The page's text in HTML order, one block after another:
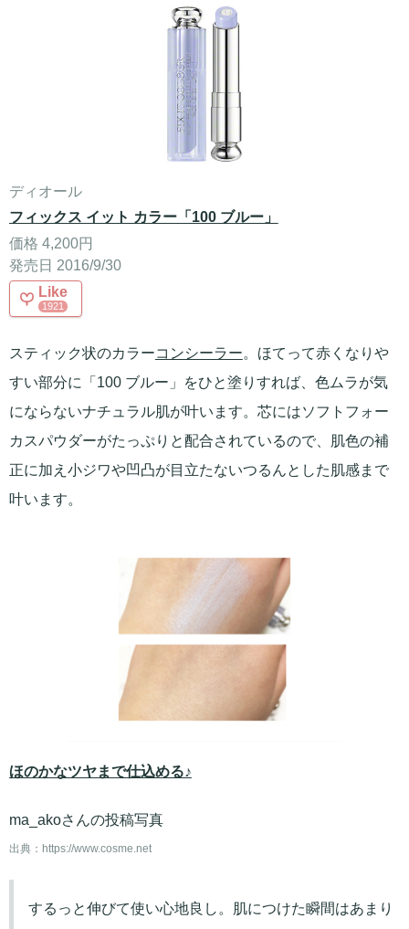
ディオール
フィックス イット カラー「100 ブルー」
価格 4,200円
発売日 2016/9/30
Like
1921
スティック状のカラーコンシーラー。ほてって赤くなりや
すい部分に「100 ブルー」をひと塗りすれば、色ムラが気
にならないナチュラル肌が叶います。芯にはソフトフォー
カスパウダーがたっぷりと配合されているので、肌色の補
正に加え小ジワや凹凸が目立たないつるんとした肌感まで
叶います。
ほのかなツヤまで仕込める♪
ma_akoさんの投稿写真
出典： https://www.cosme.net
するっと伸びて使い心地良し。肌につけた瞬間はあまり